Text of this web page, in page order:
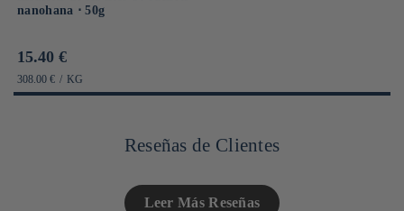
nanohana ⋅ 50g
Prix
habituel
15.40 €
PRIX
UNITAIRE
308.00 € / PAR
KG
Reseñas de Clientes
Leer Más Reseñas